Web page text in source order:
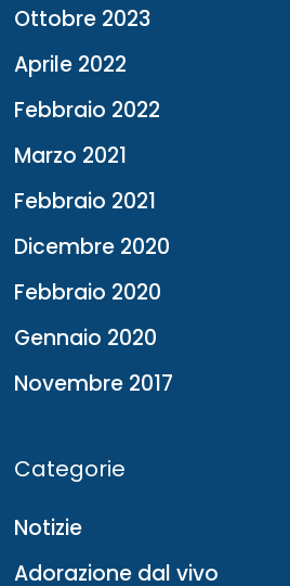
Ottobre 2023
Aprile 2022
Febbraio 2022
Marzo 2021
Febbraio 2021
Dicembre 2020
Febbraio 2020
Gennaio 2020
Novembre 2017
Categorie
Notizie
Adorazione dal vivo